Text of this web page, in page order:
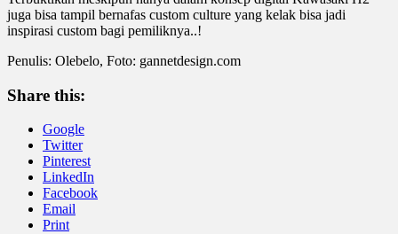
juga bisa tampil bernafas custom culture yang kelak bisa jadi
inspirasi custom bagi pemiliknya..!
Penulis: Olebelo, Foto: gannetdesign.com
Share this:
Google
Twitter
Pinterest
LinkedIn
Facebook
Email
Print